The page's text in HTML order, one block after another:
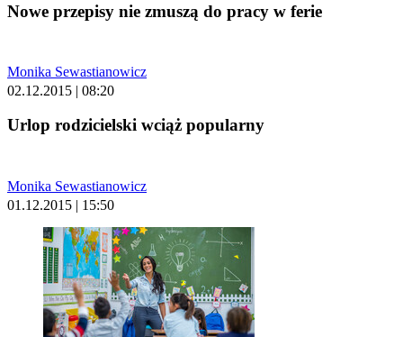
Nowe przepisy nie zmuszą do pracy w ferie
Monika Sewastianowicz
02.12.2015 | 08:20
Urlop rodzicielski wciąż popularny
Monika Sewastianowicz
01.12.2015 | 15:50